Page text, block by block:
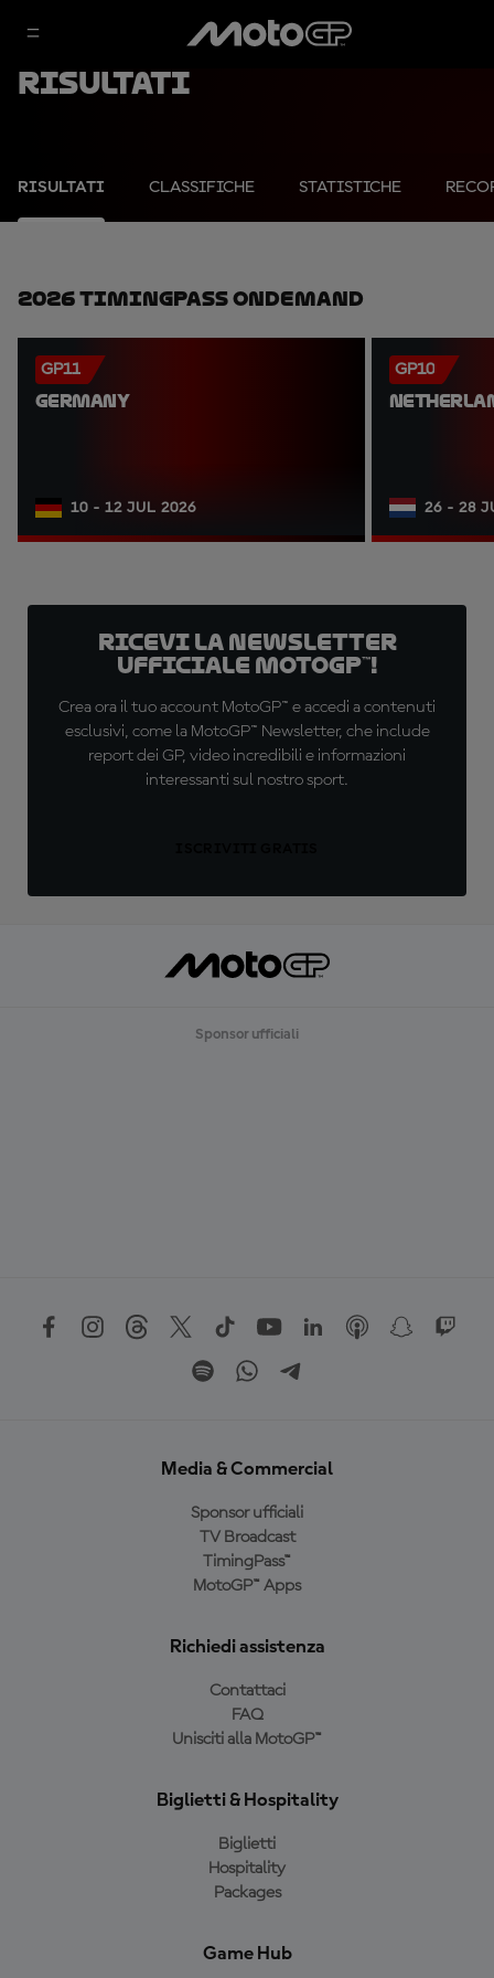
Risultati
RISULTATI CLASSIFICHE STATISTICHE
2026 TimingPass OnDemand
GP11
GERMANY
10 - 12 JUL 2026
GP10
26 - 28
Ricevi la newsletter
ufficiale MotoGP™!
Crea ora il tuo account MotoGP™ e accedi a contenuti
esclusivi, come la MotoGP™ Newsletter, che include
report dei GP, video incredibili e informazioni
interessanti sul nostro sport.
Sponsor ufficiali
Media & Commercial
Sponsor ufficiali
TV Broadcast
TimingPass™
MotoGP™ Apps
Richiedi assistenza
Contattaci
FAQ
Unisciti alla MotoGP™
Biglietti & Hospitality
Biglietti
Hospitality
Packages
Game Hub